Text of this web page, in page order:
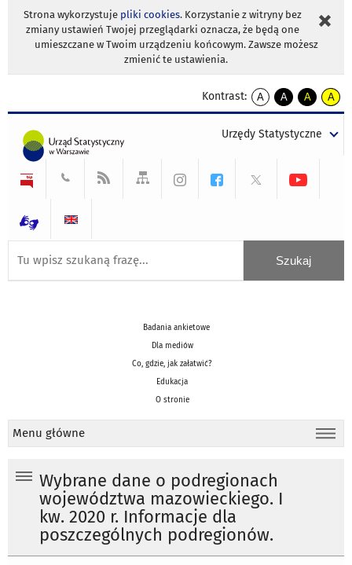
Strona wykorzystuje pliki cookies. Korzystanie z witryny bez
zmiany ustawień Twojej przeglądarki oznacza, że będą one
umieszczane w Twoim urządzeniu końcowym. Zawsze możesz
zmienić te ustawienia.
Kontrast:
A
kontrast
A
kontrast
tekst
czarnym
A
kontrast
tekst
czarnym
A
tekst
żółtym
Urzędy Statystyczne
Badania ankietowe
Dla mediów
Co, gdzie, jak załatwić?
Edukacja
O stronie
Menu główne
Wybrane dane o podregionach
województwa mazowieckiego. I
kw. 2020 r. Informacje dla
poszczególnych podregionów.